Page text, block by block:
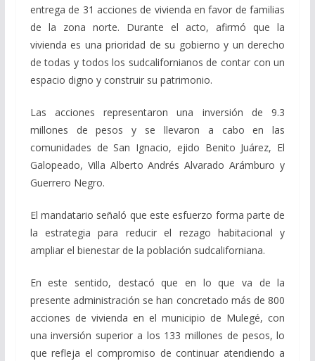
entrega de 31 acciones de vivienda en favor de familias
de la zona norte. Durante el acto, afirmó que la
vivienda es una prioridad de su gobierno y un derecho
de todas y todos los sudcalifornianos de contar con un
espacio digno y construir su patrimonio.
Las acciones representaron una inversión de 9.3
millones de pesos y se llevaron a cabo en las
comunidades de San Ignacio, ejido Benito Juárez, El
Galopeado, Villa Alberto Andrés Alvarado Arámburo y
Guerrero Negro.
El mandatario señaló que este esfuerzo forma parte de
la estrategia para reducir el rezago habitacional y
ampliar el bienestar de la población sudcaliforniana.
En este sentido, destacó que en lo que va de la
presente administración se han concretado más de 800
acciones de vivienda en el municipio de Mulegé, con
una inversión superior a los 133 millones de pesos, lo
que refleja el compromiso de continuar atendiendo a